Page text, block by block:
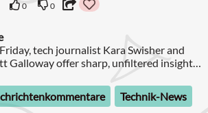
0 0
tech journalist Kara Swisher and
Galloway offer sharp, unfiltered insights
in tech, business, and politics.
Technik-News